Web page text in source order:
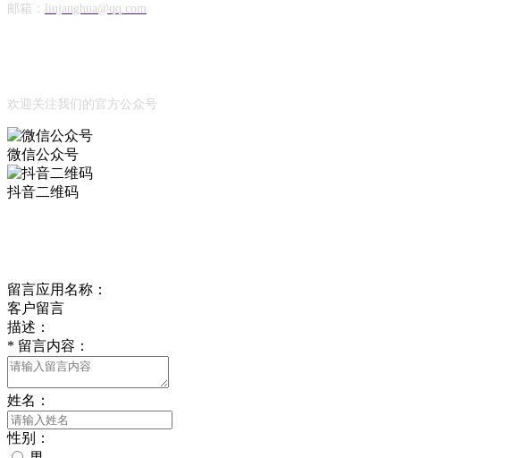
邮箱： liujanghua@qq.com
欢迎关注我们的官方公众号
微信公众号
抖音二维码
留言应用名称：
客户留言
描述：
* 留言内容：
姓名：
性别：